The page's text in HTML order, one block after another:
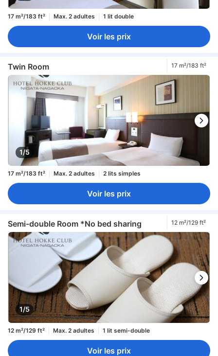
17 m²/183 ft² Max. 2 adultes 1 lit double
Voir les prix
Twin Room 17 m²/183 ft²
1/5
17 m²/183 ft² Max. 2 adultes 2 lits simples
Voir les prix
Semi-double Room *No bed sharing 12 m²/129 ft²
1/5
12 m²/129 ft² Max. 2 adultes 1 lit semi-double
Voir les prix